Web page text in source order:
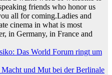
friends who honor us
all for coming.Ladies and
cinema in what is most
in Germany, in France and
Das World Forum ringt um
und Mut bei der Berlinale